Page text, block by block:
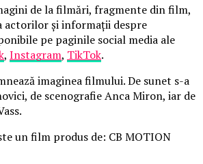
de la filmări, fragmente din film,
actorilor și informații despre
pe paginile social media ale
, Instagram, TikTok.
imaginea filmului. De sunet s-a
de scenografie Anca Miron, iar de
un film produs de: CB MOTION